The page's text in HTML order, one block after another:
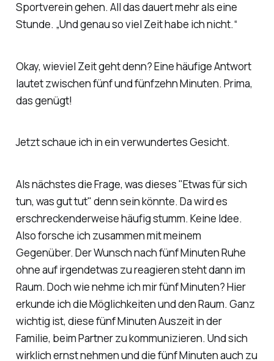
Sportverein gehen. All das dauert mehr als eine
Stunde. „Und genau so viel Zeit habe ich nicht.“
Okay, wieviel Zeit geht denn? Eine häufige Antwort
lautet zwischen fünf und fünfzehn Minuten. Prima,
das genügt!
Jetzt schaue ich in ein verwundertes Gesicht.
Als nächstes die Frage, was dieses "Etwas für sich
tun, was gut tut" denn sein könnte. Da wird es
erschreckenderweise häufig stumm. Keine Idee.
Also forsche ich zusammen mit meinem
Gegenüber. Der Wunsch nach fünf Minuten Ruhe
ohne auf irgendetwas zu reagieren steht dann im
Raum. Doch wie nehme ich mir fünf Minuten? Hier
erkunde ich die Möglichkeiten und den Raum. Ganz
wichtig ist, diese fünf Minuten Auszeit in der
Familie, beim Partner zu kommunizieren. Und sich
wirklich ernst nehmen und die fünf Minuten auch zu